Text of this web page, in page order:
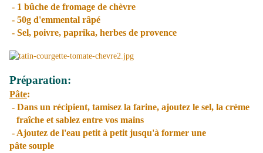
- 1 bûche de fromage de chèvre
- 50g d'emmental râpé
- Sel, poivre, paprika, herbes de provence
Préparation:
Pâte:
- Dans un récipient, tamisez la farine, ajoutez le sel, la crème
fraîche et sablez entre vos mains
- Ajoutez de l'eau petit à petit jusqu'à former une
pâte souple